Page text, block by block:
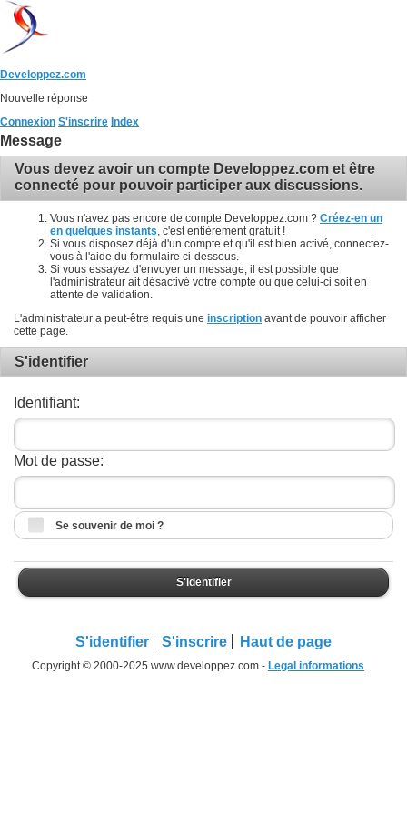
Developpez.com
Nouvelle réponse
Connexion S'inscrire Index
Message
Vous devez avoir un compte Developpez.com et être
connecté pour pouvoir participer aux discussions.
Vous n'avez pas encore de compte Developpez.com ? Créez-en un
en quelques instants , c'est entièrement gratuit !
Si vous disposez déjà d'un compte et qu'il est bien activé, connectez-
vous à l'aide du formulaire ci-dessous.
Si vous essayez d'envoyer un message, il est possible que
l'administrateur ait désactivé votre compte ou que celui-ci soit en
attente de validation.
L'administrateur a peut-être requis une inscription avant de pouvoir afficher
cette page.
S'identifier
Identifiant:
Mot de passe:
Se souvenir de moi ?
S'identifier
S'identifier S'inscrire Haut de page
Copyright © 2000-2025 www.developpez.com - Legal informations